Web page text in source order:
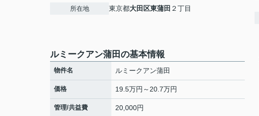
所在地 東京都大田区東蒲田 ２丁目
ルミークアン蒲田の基本情報
物件名 ルミークアン蒲田
価格 19.5万円～20.7万円
管理/共益費 20,000円